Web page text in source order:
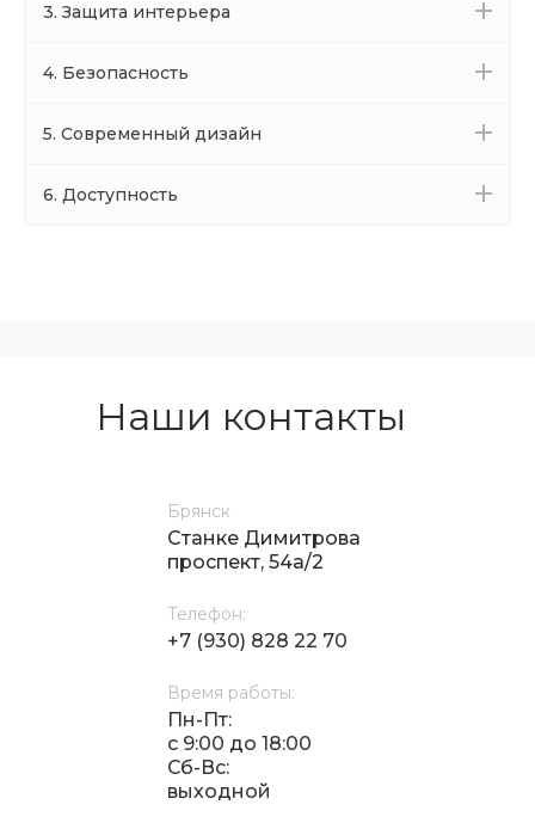
3. Защита интерьера
4. Безопасность
5. Современный дизайн
6. Доступность
Наши контакты
Брянск
Станке Димитрова
проспект, 54а/2
Телефон:
+7 (930) 828 22 70
Время работы:
Пн-Пт:
с 9:00 до 18:00
Сб-Вс:
выходной